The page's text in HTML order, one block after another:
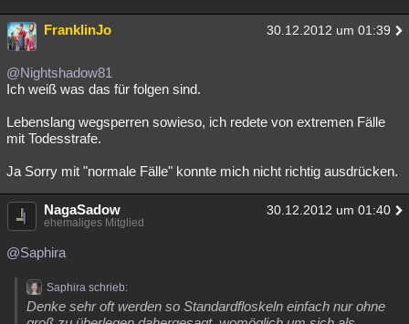
FranklinJo 30.12.2012 um 01:39
@Nightshadow81
Ich weiß was das für folgen sind.
Lebenslang wegsperren sowieso, ich redete von extremen Fälle
mit Todesstrafe.
Ja Sorry mit "normale Fälle" konnte mich nicht richtig ausdrücken.
NagaSadow 30.12.2012 um 01:40
ehemaliges Mitglied
@Saphira
Saphira schrieb:
Denke sehr oft werden so Standardfloskeln einfach nur ohne